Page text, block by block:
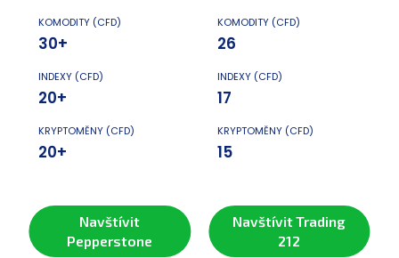
KOMODITY (CFD)
30+
INDEXY (CFD)
20+
KRYPTOMĚNY (CFD)
20+
KOMODITY (CFD)
26
INDEXY (CFD)
17
KRYPTOMĚNY (CFD)
15
Navštívit
Pepperstone
Navštívit Trading
212